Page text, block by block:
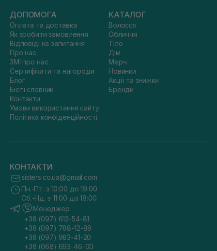
ДОПОМОГА
Оплата та доставка
Як зробити замовлення
Відповіді на запитання
Про нас
ЗМІ про нас
Сертифікати та нагороди
Блог
Бюті словник
Контакти
Умови використання сайту
Політика конфіденційності
КАТАЛОГ
Волосся
Обличчя
Тіло
Дім
Мерч
Новинки
Акції та знижки
Бренди
КОНТАКТИ
sisters.co.ua@gmail.com
Пн.-Пт. з 10:00 до 19:00
Сб.-Нд. з 11:00 до 18:00
Менеджер
+38 (097) 612-54-81
+38 (097) 788-12-88
+38 (097) 983-41-20
+38 (068) 693-46-00